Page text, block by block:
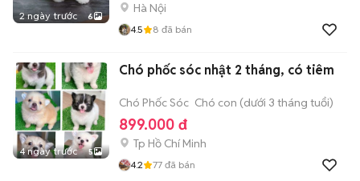
2 ngày trước 6
Hà Nội
4.5 8 đã bán
4 ngày trước 5
Chó phốc sóc nhật 2 tháng, có tiêm
Chó Phốc Sóc Chó con (dưới 3 tháng tuổi)
899.000 đ
Tp Hồ Chí Minh
4.2 77 đã bán